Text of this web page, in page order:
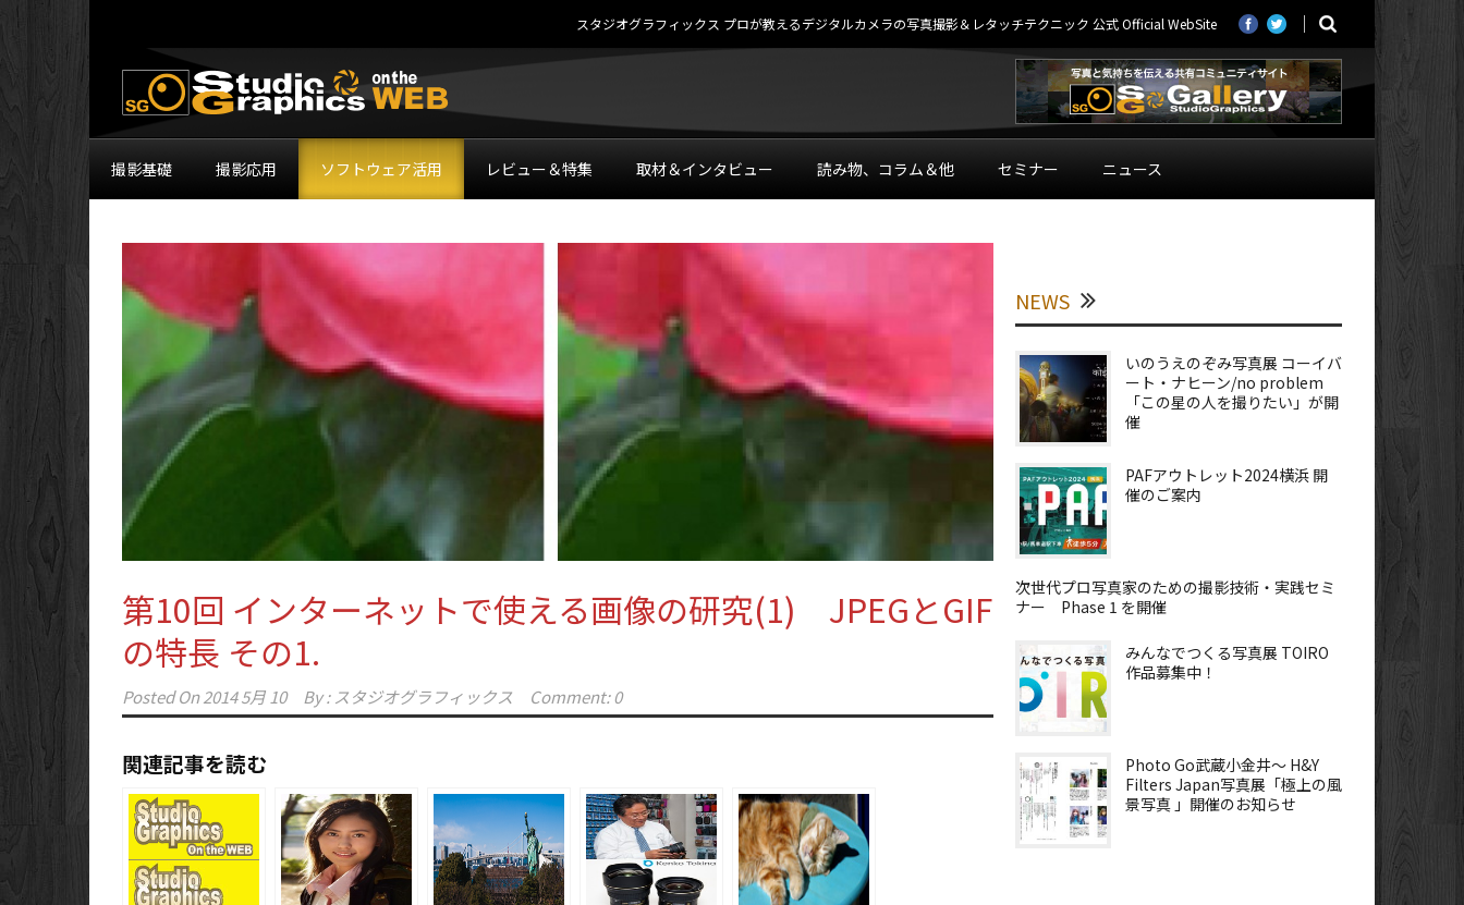
スタジオグラフィックス プロが教えるデジタルカメラの写真撮影＆レタッチテクニック 公式 Official WebSite
撮影基礎 撮影応用 ソフトウェア活用 レビュー＆特集 取材＆インタビュー 読み物、コラム＆他 セミナー ニュース
第10回 インターネットで使える画像の研究(1) JPEGとGIF
の特長 その1.
Posted On2014 5月 10 By : スタジオグラフィックス Comment: 0
関連記事を読む
NEWS
いのうえのぞみ写真展 コーイバ
ート・ナヒーン/no problem
「この星の人を撮りたい」が開
催
PAFアウトレット2024横浜 開
催のご案内
次世代プロ写真家のための撮影技術・実践セミ
ナー Phase 1 を開催
みんなでつくる写真展 TOIRO
作品募集中！
Photo Go武蔵小金井～ H&Y
Filters Japan写真展「極上の風
景写真 」開催のお知らせ